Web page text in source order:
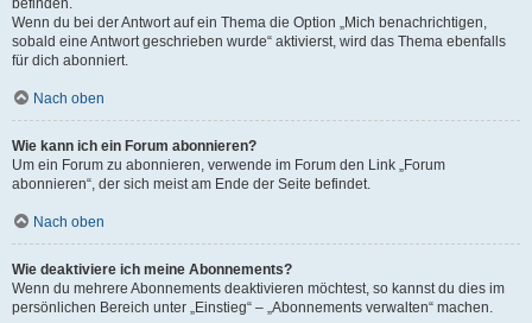
befinden.
Wenn du bei der Antwort auf ein Thema die Option „Mich benachrichtigen,
sobald eine Antwort geschrieben wurde“ aktivierst, wird das Thema ebenfalls
für dich abonniert.
Nach oben
Wie kann ich ein Forum abonnieren?
Um ein Forum zu abonnieren, verwende im Forum den Link „Forum
abonnieren“, der sich meist am Ende der Seite befindet.
Nach oben
Wie deaktiviere ich meine Abonnements?
Wenn du mehrere Abonnements deaktivieren möchtest, so kannst du dies im
persönlichen Bereich unter „Einstieg“ – „Abonnements verwalten“ machen.